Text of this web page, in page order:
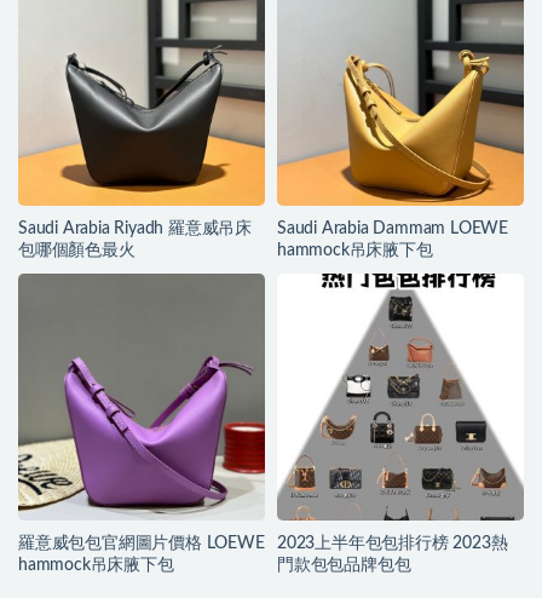
Saudi Arabia Riyadh 羅意威吊床
包哪個顏色最火
Saudi Arabia Dammam LOEWE
hammock吊床腋下包
羅意威包包官網圖片價格 LOEWE
hammock吊床腋下包
2023上半年包包排行榜 2023熱
門款包包品牌包包